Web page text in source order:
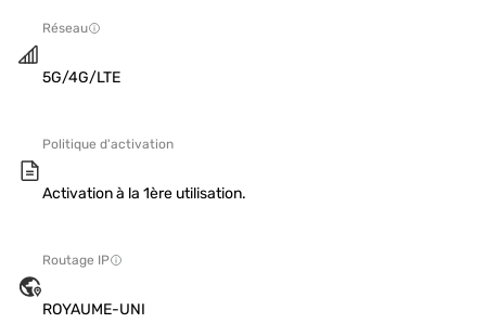
Réseau
5G/4G/LTE
Politique d'activation
Activation à la 1ère utilisation.
Routage IP
ROYAUME-UNI